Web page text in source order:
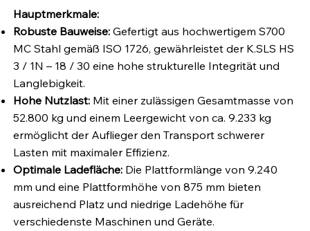
Hauptmerkmale:
Robuste Bauweise: Gefertigt aus hochwertigem S700
MC Stahl gemäß ISO 1726, gewährleistet der K.SLS HS
3 / 1N – 18 / 30 eine hohe strukturelle Integrität und
Langlebigkeit.
Hohe Nutzlast: Mit einer zulässigen Gesamtmasse von
52.800 kg und einem Leergewicht von ca. 9.233 kg
ermöglicht der Auflieger den Transport schwerer
Lasten mit maximaler Effizienz.
Optimale Ladefläche: Die Plattformlänge von 9.240
mm und eine Plattformhöhe von 875 mm bieten
ausreichend Platz und niedrige Ladehöhe für
verschiedenste Maschinen und Geräte.